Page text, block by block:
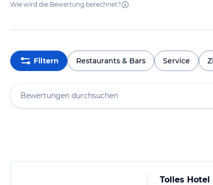
Wie wird die Bewertung berechnet?
Filtern Restaurants & Bars Service
Tolles